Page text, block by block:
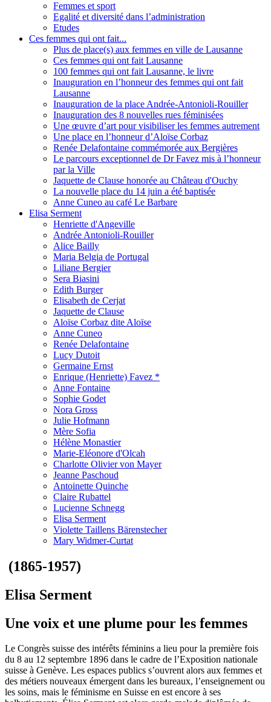
Femmes et sport
Egalité et diversité dans l’administration
Etudes
Ces femmes qui ont fait...
Plus de place(s) aux femmes en ville de Lausanne
Ces femmes qui ont fait Lausanne
100 femmes qui ont fait Lausanne, le livre
Inauguration en l’honneur des femmes qui ont fait
Lausanne
Inauguration de la place Andrée-Antonioli-Rouiller
Inauguration des 8 nouvelles rues féminisées
Une œuvre d’art pour visibiliser les femmes autrement
Une place en l’honneur d’Aloïse Corbaz
Renée Delafontaine commémorée aux Bergières
Le parcours exceptionnel de Dr Favez mis à l’honneur
par la Ville
Jaquette de Clause honorée au Château d'Ouchy
La nouvelle place du 14 juin a été baptisée
Anne Cuneo au café Le Barbare
Elisa Serment
Henriette d'Angeville
Andrée Antonioli-Rouiller
Alice Bailly
Maria Belgia de Portugal
Liliane Bergier
Sera Biasini
Edith Burger
Elisabeth de Cerjat
Jaquette de Clause
Aloïse Corbaz dite Aloïse
Anne Cuneo
Renée Delafontaine
Lucy Dutoit
Germaine Ernst
Enrique (Henriette) Favez *
Anne Fontaine
Sophie Godet
Nora Gross
Julie Hofmann
Mère Sofia
Hélène Monastier
Marie-Eléonore d'Olcah
Charlotte Olivier von Mayer
Jeanne Paschoud
Antoinette Quinche
Claire Rubattel
Lucienne Schnegg
Elisa Serment
Violette Taillens Bärenstecher
Mary Widmer-Curtat
(1865-1957)
Elisa Serment
Une voix et une plume pour les femmes
Le Congrès suisse des intérêts féminins a lieu pour la première fois
du 8 au 12 septembre 1896 dans le cadre de l’Exposition nationale
suisse à Genève. Les espaces publics s’ouvrent alors aux femmes et
des métiers nouveaux émergent dans les bureaux, l’enseignement ou
les soins, mais le féminisme en Suisse en est encore à ses